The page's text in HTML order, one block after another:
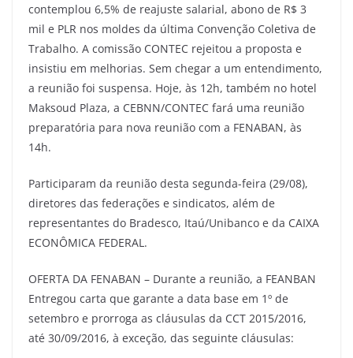
contemplou 6,5% de reajuste salarial, abono de R$ 3
mil e PLR nos moldes da última Convenção Coletiva de
Trabalho. A comissão CONTEC rejeitou a proposta e
insistiu em melhorias. Sem chegar a um entendimento,
a reunião foi suspensa. Hoje, às 12h, também no hotel
Maksoud Plaza, a CEBNN/CONTEC fará uma reunião
preparatória para nova reunião com a FENABAN, às
14h.
Participaram da reunião desta segunda-feira (29/08),
diretores das federações e sindicatos, além de
representantes do Bradesco, Itaú/Unibanco e da CAIXA
ECONÔMICA FEDERAL.
OFERTA DA FENABAN – Durante a reunião, a FEANBAN
Entregou carta que garante a data base em 1º de
setembro e prorroga as cláusulas da CCT 2015/2016,
até 30/09/2016, à exceção, das seguinte cláusulas: